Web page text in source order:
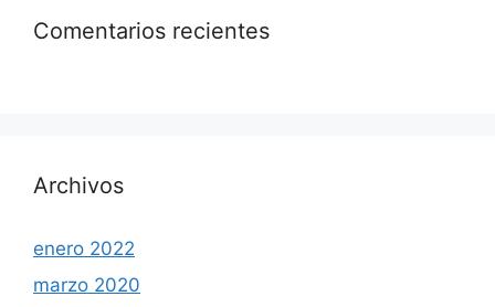
Comentarios recientes
Archivos
enero 2022
marzo 2020